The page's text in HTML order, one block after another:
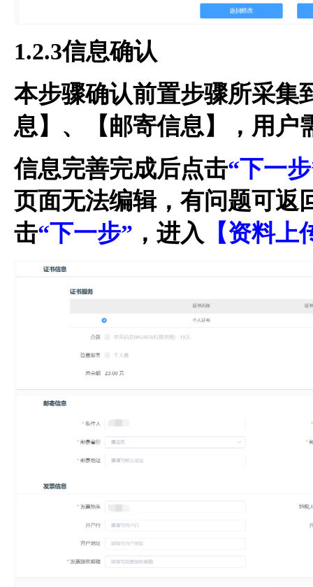
1.2.3信息确认
本步骤确认前置步骤所采集
息】、【邮寄信息】，用户
信息完善完成后点击“下一
页面无法编辑，有问题可返
击“下一步” ，进入 【资料上